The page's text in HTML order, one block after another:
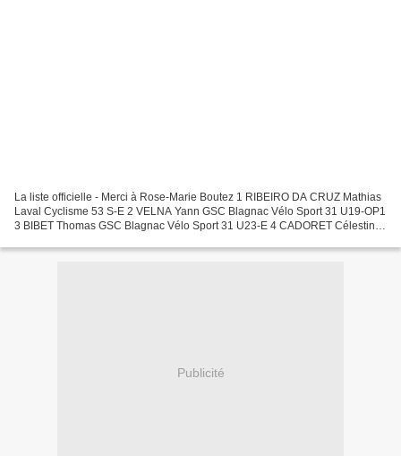
La liste officielle - Merci à Rose-Marie Boutez 1 RIBEIRO DA CRUZ Mathias
Laval Cyclisme 53 S-E 2 VELNA Yann GSC Blagnac Vélo Sport 31 U19-OP1
3 BIBET Thomas GSC Blagnac Vélo Sport 31 U23-E 4 CADORET Célestin
Publicité